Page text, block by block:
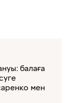
балаға
мен